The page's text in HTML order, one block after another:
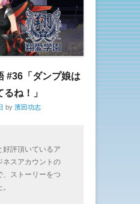
#36「ダンプ娘は
ね！」
by 濱田功志
好評頂いているア
ネスアカウントの
、ストーリーをつ